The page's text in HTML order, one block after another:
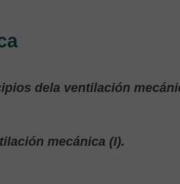
dela ventilación
mecánica (I).